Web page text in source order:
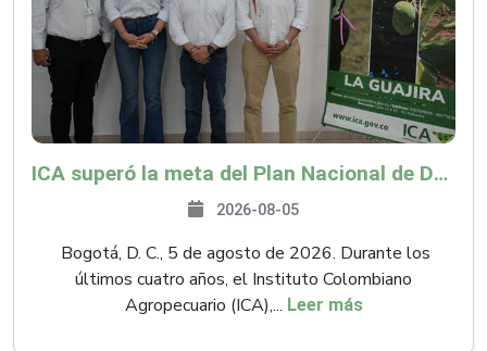
ICA superó la meta del Plan Nacional de Desarrollo y abrió 61 mercados internacionales
2026-08-05
Bogotá, D. C., 5 de agosto de 2026. Durante los
últimos cuatro años, el Instituto Colombiano
Agropecuario (ICA),... Leer más